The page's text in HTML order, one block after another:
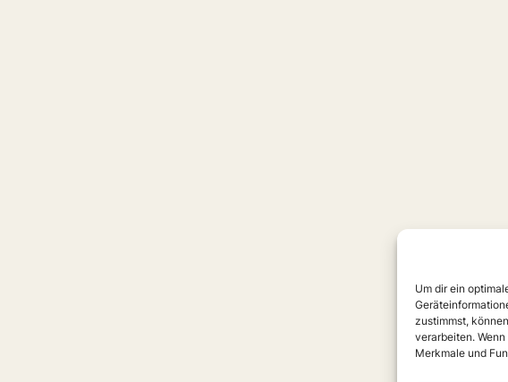
Um dir ein
zustimmst,
verarbeiten.
Merkmale und